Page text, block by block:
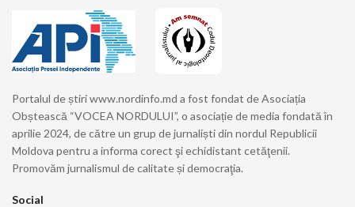
Portalul de știri www.nordinfo.md a fost fondat de Asociația
Obștească “VOCEA NORDULUI”, o asociație de media fondată în
aprilie 2024, de către un grup de jurnaliști din nordul Republicii
Moldova pentru a informa corect şi echidistant cetăţenii.
Promovăm jurnalismul de calitate și democraţia.
Social